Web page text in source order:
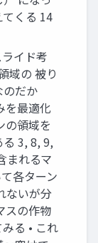
くる 14
イド考
域の 被り
のだか
を最適化
の領域を
3, 8, 9,
まれるマ
各ターン
ないが分
スの作物
る • これ